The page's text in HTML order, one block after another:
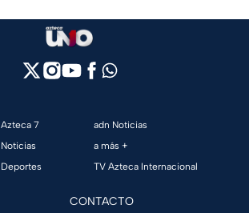
Azteca 7
Noticias
Deportes
adn Noticias
a más +
TV Azteca Internacional
CONTACTO